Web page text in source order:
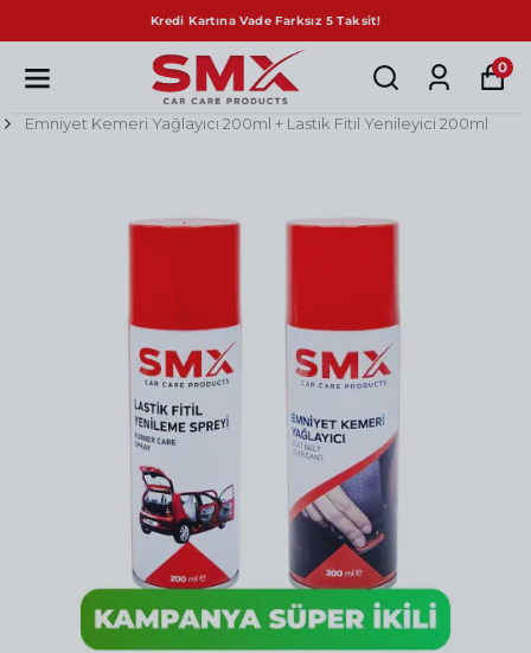
Sepette Net %10 İndirim!
0
Emniyet Kemeri Yağlayıcı 200ml + Lastik Fitil Yenileyici 200ml